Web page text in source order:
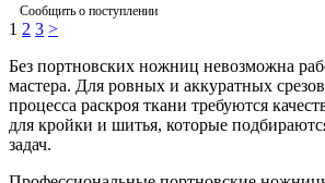
Сообщить о поступлении
1 2 3 >
Без портновских ножниц невозможна
мастера. Для ровных и аккуратных
процесса раскроя ткани требуются
для кройки и шитья, которые
задач.